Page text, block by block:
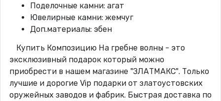
Поделочные камни: агат
Ювелирные камни: жемчуг
Доп.материалы: эбен
Купить Композицию На гребне волны - это
эксклюзивный подарок который можно
приобрести в нашем магазине "ЗЛАТМАКС". Только
лучшие и дорогие Vip подарки от златоустовских
оружейных заводов и фабрик. Быстрая доставка по